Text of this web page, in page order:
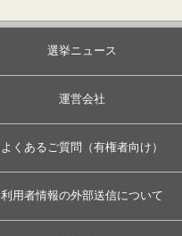
選挙ニュース
運営会社
よくあるご質問（有権者向け）
利用者情報の外部送信について